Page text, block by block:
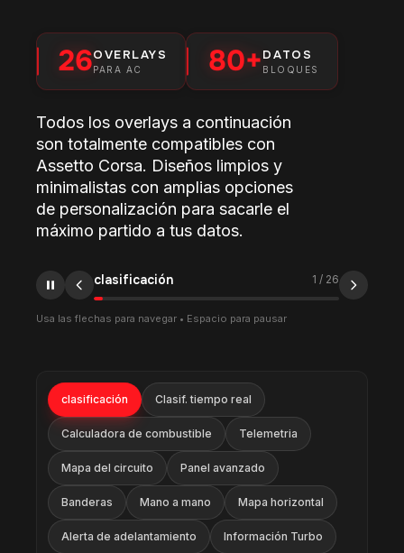
26OVERLAYS
PARA AC 80+DATOS
BLOQUES
Todos los overlays a continuación
son totalmente compatibles con
Assetto Corsa. Diseños limpios y
minimalistas con amplias opciones
de personalización para sacarle el
máximo partido a tus datos.
clasificación 1 / 26
Usa las flechas para navegar • Espacio para pausar
clasificación Clasif. tiempo real
Calculadora de combustible Telemetria
Mapa del circuito Panel avanzado
Banderas Mano a mano Mapa horizontal
Alerta de adelantamiento Información Turbo